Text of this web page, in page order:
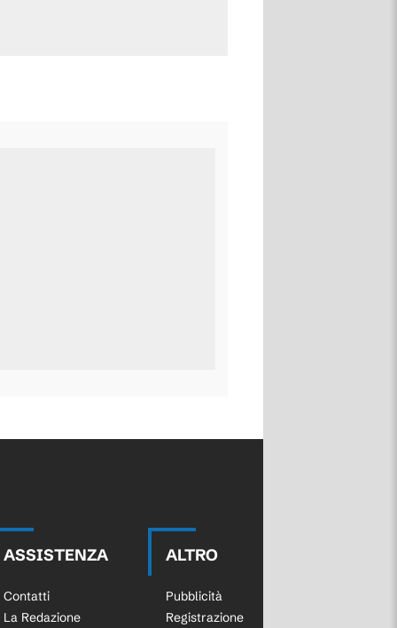
ASSISTENZA
Contatti
La Redazione
ALTRO
Pubblicità
Registrazione